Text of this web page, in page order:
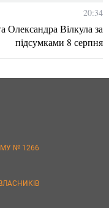
20:34
Олександра Вілкула за
підсумками 8 серпня
№ 1266